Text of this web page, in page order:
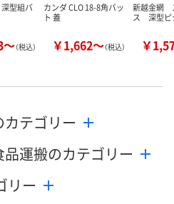
型組バ
～（税込）
カンダ CLO 18-8角バッ
ト 蓋
￥1,662～（税込）
新越金網
ス 深型ピ
￥
テゴリー
運搬のカテゴリー
リー